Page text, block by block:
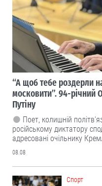
“А щоб тебе роздерли
московити”. 94-річний
Путіну
Поет, колишній
російському диктатору
адресовані очільнику
08.08
Cпорт